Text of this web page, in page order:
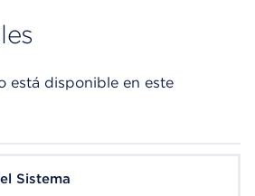
está disponible en este
Sistema